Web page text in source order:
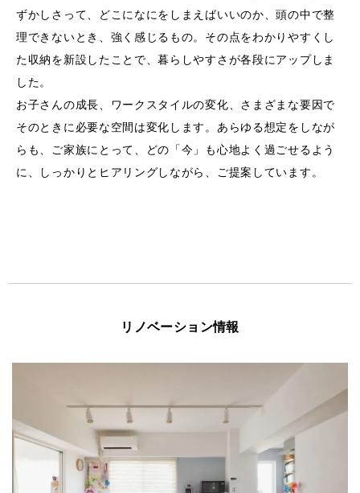
ずかしさって、どこになにをしまえばいいのか、頭の中で整
理できないとき、強く感じるもの。その点をわかりやすくし
た収納を新設したことで、暮らしやすさが各段にアップしま
した。
お子さんの成長、ワークスタイルの変化、さまざまな要因で
そのときに必要な空間は変化します。あらゆる想定をしなが
らも、ご家族にとって、どの「今」も心地よく過ごせるよう
に、しっかりとヒアリングしながら、ご提案しています。
リノベーション情報